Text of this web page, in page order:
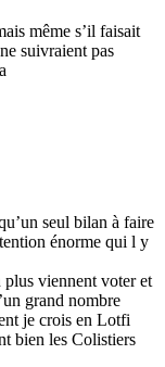
même s’il faisait
suivraient pas
seul bilan à faire
énorme qui l y
viennent voter et
grand nombre
je crois en Lotfi
bien les Colistiers